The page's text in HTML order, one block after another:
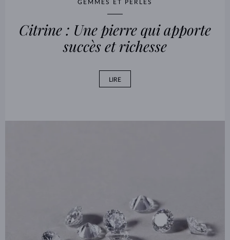
GEMMES ET PERLES
Citrine : Une pierre qui apporte
succès et richesse
LIRE